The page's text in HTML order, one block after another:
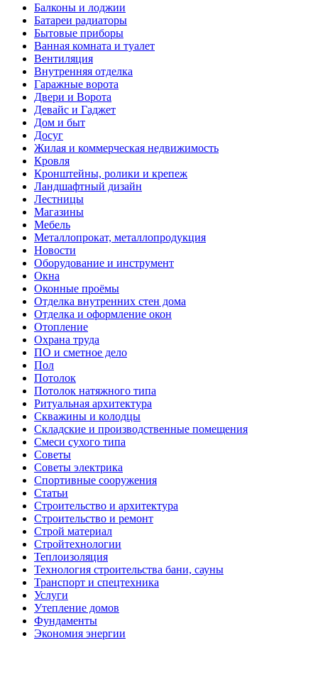
Балконы и лоджии
Батареи радиаторы‎
Бытовые приборы
Ванная комната и туалет
Вентиляция
Внутренняя отделка
Гаражные ворота
Двери и Ворота
Девайс и Гаджет
Дом и быт
Досуг
Жилая и коммерческая недвижимость
Кровля
Кронштейны, ролики и крепеж
Ландшафтный дизайн
Лестницы
Магазины
Мебель
Металлопрокат, металлопродукция
Новости
Оборудование и инструмент
Окна
Оконные проёмы
Отделка внутренних стен дома
Отделка и оформление окон
Отопление
Охрана труда
ПО и сметное дело
Пол
Потолок
Потолок натяжного типа
Ритуальная архитектура
Скважины и колодцы
Складские и производственные помещения
Смеси сухого типа
Советы
Советы электрика
Спортивные сооружения
Статьи
Строительство и архитектура
Строительство и ремонт
Строй материал
Стройтехнологии
Теплоизоляция
Технология строительства бани, сауны
Транспорт и спецтехника
Услуги
Утепление домов
Фундаменты
Экономия энергии